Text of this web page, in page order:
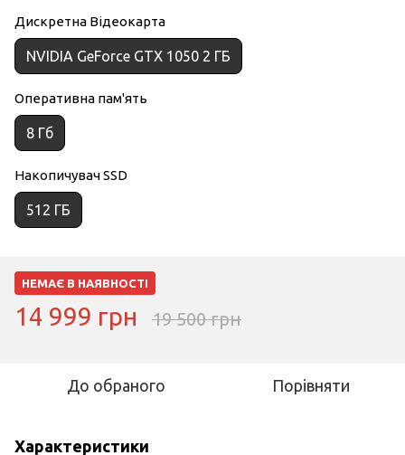
Дискретна Відеокарта
NVIDIA GeForce GTX 1050 2 ГБ
Оперативна пам'ять
8 Гб
Накопичувач SSD
512 ГБ
НЕМАЄ В НАЯВНОСТІ
14 999 грн 19 500 грн
До обраного Порівняти
Характеристики